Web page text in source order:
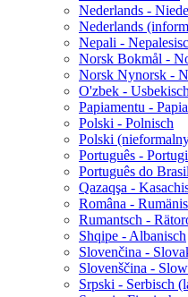
Nederlands -
Nederlands
Nepali -
Norsk Bokmål -
Norsk Nynorsk -
O'zbek - Usbekisch
Papiamentu -
Polski - Polnisch
Polski
Português -
Português do
Qazaqşa -
Româna -
Rumantsch -
Shqipe - Albanisch
Slovenčina -
Slovenščina -
Srpski - Serbisch